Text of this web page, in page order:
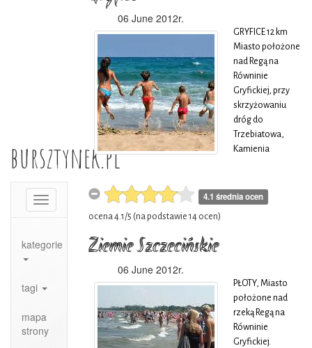
bursztynek.pl
Toggle
navigation
kategorie
tagi
mapa
strony
planie kwadratu z
wysmukłym
stożkowym
hełmem
zwieńczonym
kulą i krzyżem.
06 June 2012r.
GRYFICE 12 km
Miasto położone
nad Regą na
Równinie
Gryfickiej, przy
skrzyżowaniu
dróg do
Trzebiatowa,
Kamienia
oraz przy linii
kolejowej
wąskotorowa. W
najstarszych
dokumentach
nazwa miasta
została zapisana
4.1 średnia ocen
ocena 4.1 /5 (na podstawie 14 ocen)
Ziemie Szczecińskie
06 June 2012r.
PŁOTY, Miasto
położone nad
rzeką Regą na
Równinie
Gryfickiej.